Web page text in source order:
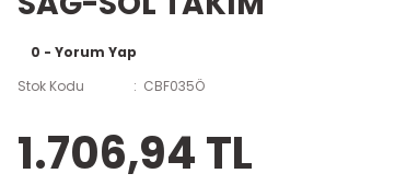
0 - Yorum Yap
Stok Kodu
CBF035Ö
1.706,94 TL